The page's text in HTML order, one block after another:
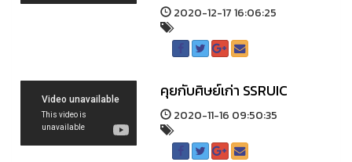
2020-12-17 16:06:25
คุยกับศิษย์เก่า SSRUIC
2020-11-16 09:50:35